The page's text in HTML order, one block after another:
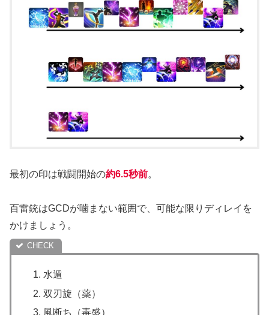
最初の印は戦闘開始の約6.5秒前。
百雷銃はGCDが噛まない範囲で、可能な限りディレイを
かけましょう。
水遁
双刃旋（薬）
風断ち（毒盛）